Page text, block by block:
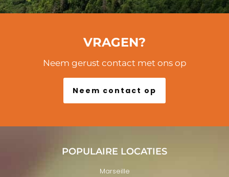
VRAGEN?
Neem gerust contact met ons op
Neem contact op
POPULAIRE LOCATIES
Marseille